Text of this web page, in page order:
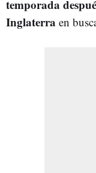
temporada
Inglaterra en